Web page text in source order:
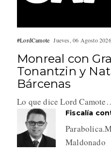
#LordCamote Jueves, 06 Agosto 2026
Monreal con
Tonantzin y
Bárcenas
Lo que dice Lord
Fiscalía
Maldonado